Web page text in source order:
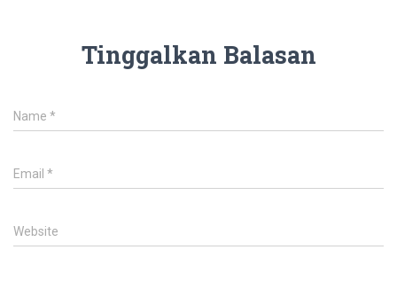
Tinggalkan Balasan
Name *
Email *
Website